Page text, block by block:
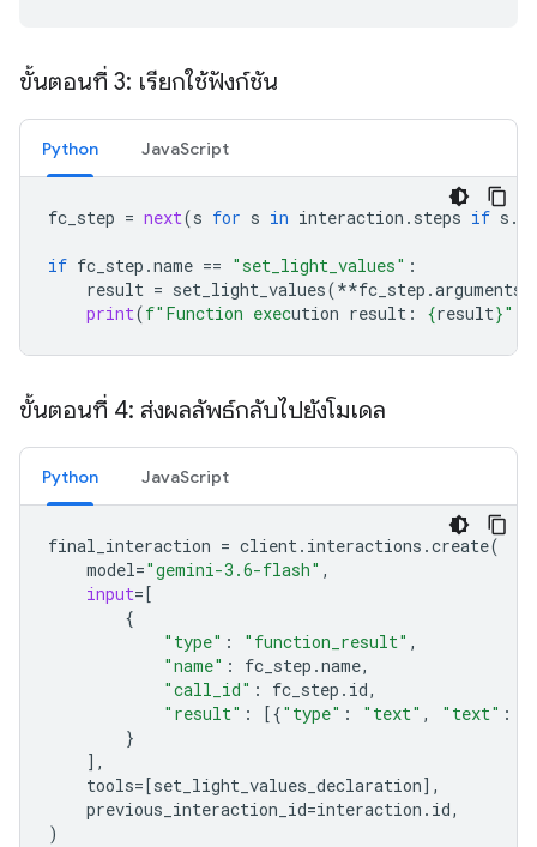
ขั้นตอนที่ 3: เรียกใช้ฟังก์ชัน
Python JavaScript
fc_step = next(s for s in interaction . steps if s .
if fc_step .name == "set_light_values" :
result = set_light_values(**fc_step .arguments
print(f"Function execution result: {result}"
ขั้นตอนที่ 4: ส่งผลลัพธ์กลับไปยังโมเดล
Python JavaScript
final_interaction = client. interactions .create(
model="gemini-3.6-flash" ,
input= [
{
"type" : "function_result" ,
"name" : fc_step .name,
"call_id" : fc_step . id,
"result" : [{"type" : "text" , "text" :
}
],
tools= [set_light_values_declaration],
previous_interaction_id=interaction . id,
)